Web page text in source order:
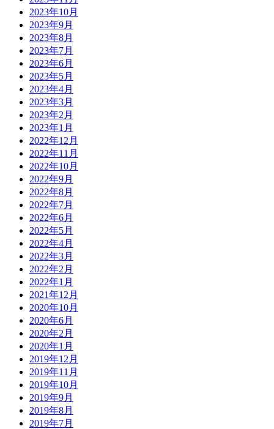
2023年10月
2023年9月
2023年8月
2023年7月
2023年6月
2023年5月
2023年4月
2023年3月
2023年2月
2023年1月
2022年12月
2022年11月
2022年10月
2022年9月
2022年8月
2022年7月
2022年6月
2022年5月
2022年4月
2022年3月
2022年2月
2022年1月
2021年12月
2020年10月
2020年6月
2020年2月
2020年1月
2019年12月
2019年11月
2019年10月
2019年9月
2019年8月
2019年7月